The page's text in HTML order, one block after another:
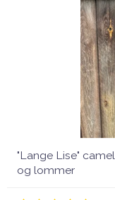
"Lange Lise"
og lommer